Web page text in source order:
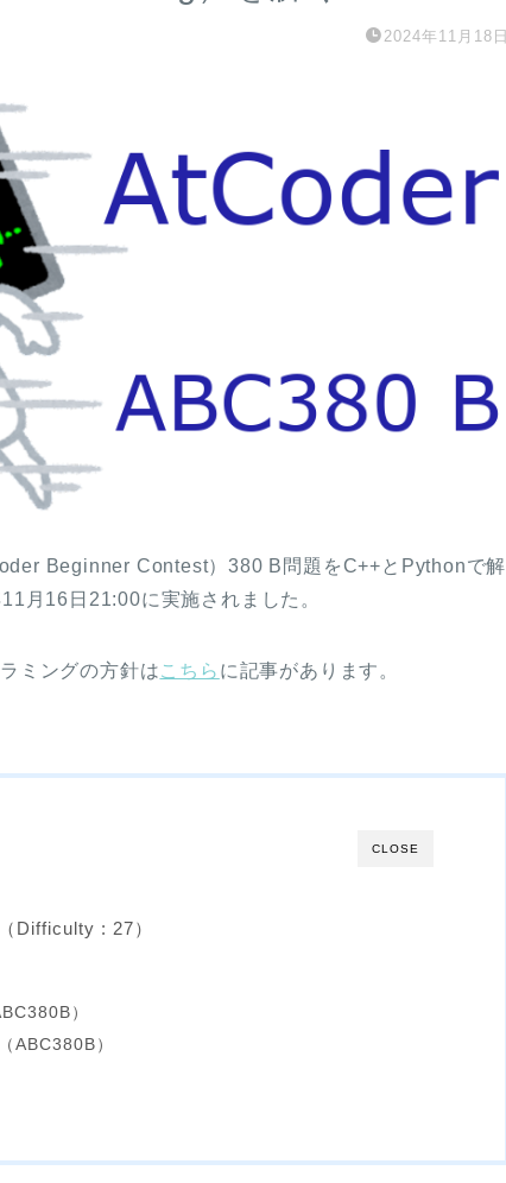
2024年11月18日
Beginner Contest）380 B問題をC++とPythonで解
月16日21:00に実施されました。
ミングの方針はこちら に記事があります。
CLOSE
Difficulty : 27）
）
ABC380B）